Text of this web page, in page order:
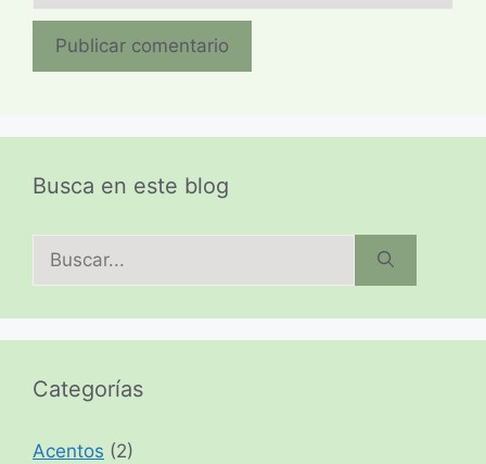
Busca en este blog
Categorías
Acentos (2)